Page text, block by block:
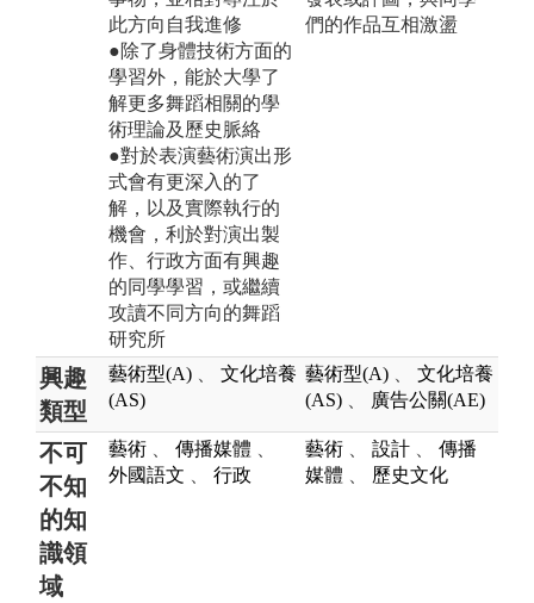
此方向自我進修
●除了身體技術方面的
學習外，能於大學了
解更多舞蹈相關的學
術理論及歷史脈絡
●對於表演藝術演出形
式會有更深入的了
解，以及實際執行的
機會，利於對演出製
作、行政方面有興趣
的同學學習，或繼續
攻讀不同方向的舞蹈
研究所
們的作品互相激盪
興趣
類型
藝術型(A)
文化培養
(AS)
藝術型(A)
文化培養
(AS)
廣告公關(AE)
不可
不知
的知
識領
域
藝術 傳播媒體
外國語文
行政
藝術 設計
傳播
媒體
歷史文化